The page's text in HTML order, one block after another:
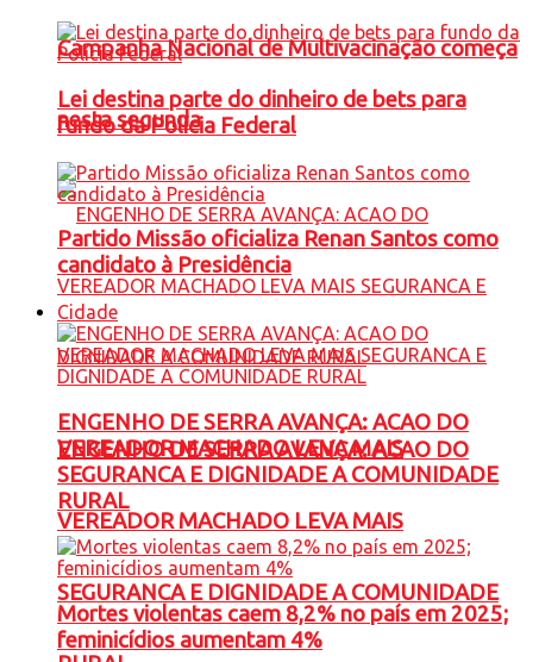
Campanha Nacional de Multivacinação começa
nesta segunda
ENGENHO DE SERRA AVANÇA: ACAO DO
VEREADOR MACHADO LEVA MAIS
SEGURANCA E DIGNIDADE A COMUNIDADE
Lei destina parte do dinheiro de bets para
fundo da Polícia Federal
Partido Missão oficializa Renan Santos como
candidato à Presidência
Cidade
ENGENHO DE SERRA AVANÇA: ACAO DO
VEREADOR MACHADO LEVA MAIS
SEGURANCA E DIGNIDADE A COMUNIDADE
RURAL
Mortes violentas caem 8,2% no país em 2025;
feminicídios aumentam 4%